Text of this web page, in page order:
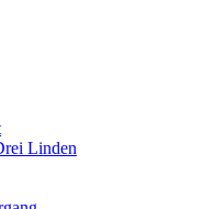
Linden